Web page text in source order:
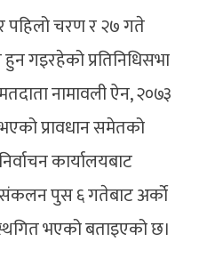
पहिलो चरण र २७ गते
हुन गइरहेको प्रतिनिधिसभा
नामावली ऐन, २०७३
प्रावधान समेतको
कार्यालयबाट
पुस ६ गतेबाट अर्काे
भएको बताइएको छ।